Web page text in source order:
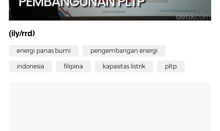
(ily/rrd)
energi panas bumi pengembangan energi
indonesia filipina kapasitas listrik pltp